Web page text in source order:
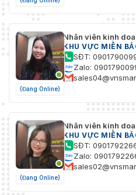
(Đang Online)
Nhân viên kinh
KHU VỰC MIỀN
SĐT:
Zalo:
(Đang Online)
Nhân viên kinh
KHU VỰC MIỀN
SĐT:
Zalo: